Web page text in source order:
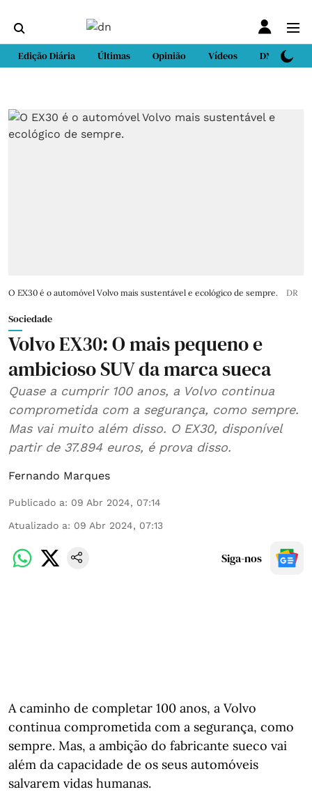
Edição Diária Últimas Opinião Vídeos DN Sport
O EX30 é o automóvel Volvo mais sustentável e ecológico de sempre. DR
Sociedade
Volvo EX30: O mais pequeno e
ambicioso SUV da marca sueca
Quase a cumprir 100 anos, a Volvo continua
comprometida com a segurança, como sempre.
Mas vai muito além disso. O EX30, disponível
partir de 37.894 euros, é prova disso.
Fernando Marques
Publicado a: 09 Abr 2024, 07:14
Atualizado a: 09 Abr 2024, 07:13
Siga-nos
A caminho de completar 100 anos, a Volvo
continua comprometida com a segurança, como
sempre. Mas, a ambição do fabricante sueco vai
além da capacidade de os seus automóveis
salvarem vidas humanas.